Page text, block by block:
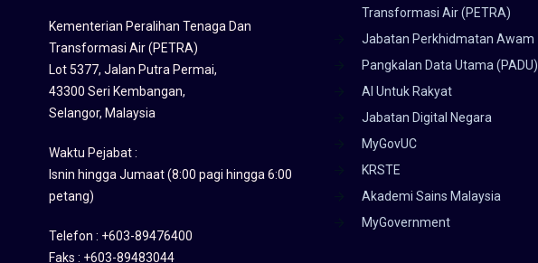
Kementerian Peralihan Tenaga Dan
Transformasi Air (PETRA)
Lot 5377, Jalan Putra Permai,
43300 Seri Kembangan,
Selangor, Malaysia
Waktu Pejabat :
Isnin hingga Jumaat (8:00 pagi hingga 6:00
petang)
Telefon : +603-89476400
Faks : +603-89483044
Transformasi Air (PETRA)
Jabatan Perkhidmatan Awam
Pangkalan Data Utama (PADU)
AI Untuk Rakyat
Jabatan Digital Negara
MyGovUC
KRSTE
Akademi Sains Malaysia
MyGovernment